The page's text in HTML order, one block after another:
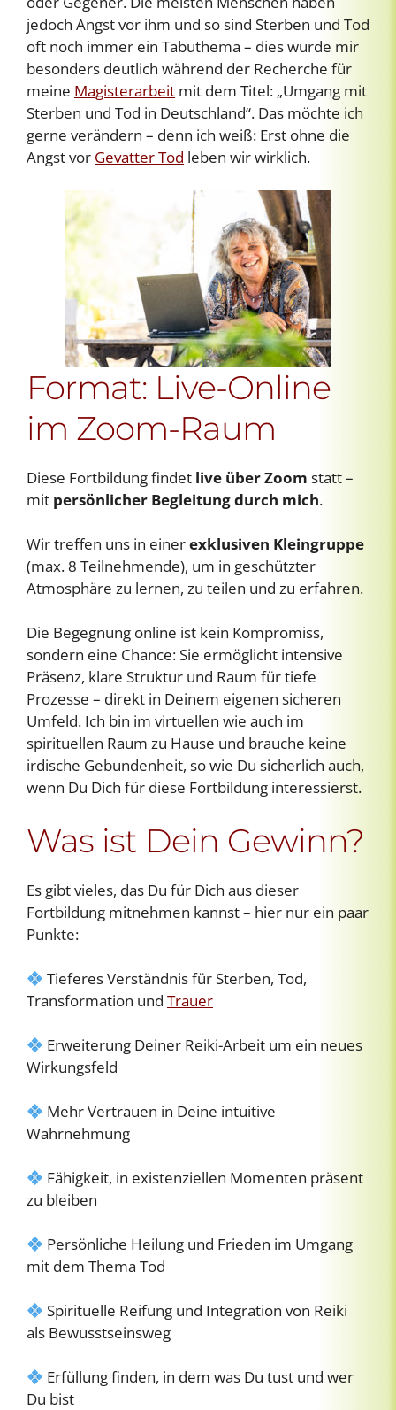
jedoch Angst vor ihm und so sind Sterben und Tod
oft noch immer ein Tabuthema – dies wurde mir
besonders deutlich während der Recherche für
meine Magisterarbeit mit dem Titel: „Umgang mit
Sterben und Tod in Deutschland“. Das möchte ich
gerne verändern – denn ich weiß: Erst ohne die
Angst vor Gevatter Tod leben wir wirklich.
Format: Live-Online
im Zoom-Raum
Diese Fortbildung findet live über Zoom statt –
mit persönlicher Begleitung durch mich.
Wir treffen uns in einerexklusiven Kleingruppe
(max. 8 Teilnehmende), um in geschützter
Atmosphäre zu lernen, zu teilen und zu erfahren.
Die Begegnung online ist kein Kompromiss,
sondern eine Chance: Sie ermöglicht intensive
Präsenz, klare Struktur und Raum für tiefe
Prozesse – direkt in Deinem eigenen sicheren
Umfeld. Ich bin im virtuellen wie auch im
spirituellen Raum zu Hause und brauche keine
irdische Gebundenheit, so wie Du sicherlich auch,
wenn Du Dich für diese Fortbildung interessierst.
Was ist Dein Gewinn?
Es gibt vieles, das Du für Dich aus dieser
Fortbildung mitnehmen kannst – hier nur ein paar
Punkte:
Tieferes Verständnis für Sterben, Tod,
Transformation und Trauer
Erweiterung Deiner Reiki-Arbeit um ein neues
Wirkungsfeld
Mehr Vertrauen in Deine intuitive
Wahrnehmung
Fähigkeit, in existenziellen Momenten präsent
zu bleiben
Persönliche Heilung und Frieden im Umgang
mit dem Thema Tod
Spirituelle Reifung und Integration von Reiki
als Bewusstseinsweg
Erfüllung finden, in dem was Du tust und wer
Du bist